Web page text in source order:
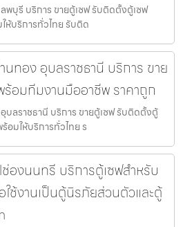
พบุรี บริการ ขายตู้เซฟ รับติดตั้งตู้เซฟ
ห้บริการทั่วไทย รับติด
ทอง อุบลราชธานี บริการ ขาย
อมทีมงานมืออาชีพ ราคาถูก
บลราชธานี บริการ ขายตู้เซฟ รับติดตั้งตู้
อมให้บริการทั่วไทย ร
งนนทรี บริการตู้เซฟสำหรับ
ใช้งานเป็นตู้นิรภัยส่วนตัวและตู้